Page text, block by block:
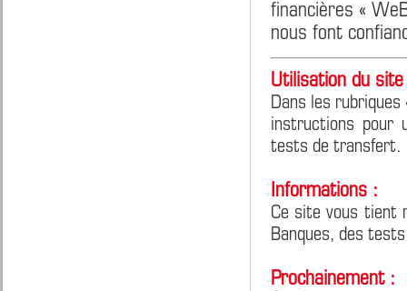
financières «
nous font
Utilisation du
Dans les
instructions pour
tests de transfert.
Informations :
Ce site vous tient
Banques, des
Prochainement :